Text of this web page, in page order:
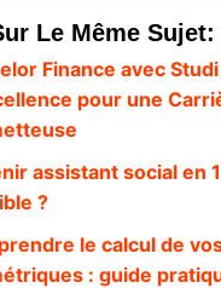
Le Même Sujet:
Finance avec
pour une
assistant social en
?
le calcul de
: guide